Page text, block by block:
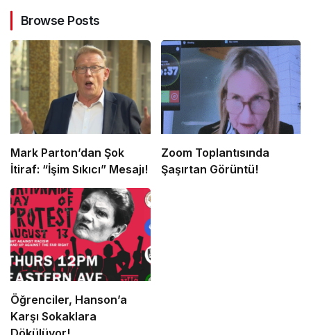
Browse Posts
Mark Parton’dan Şok
İtiraf: “İşim Sıkıcı” Mesajı!
Zoom Toplantısında
Şaşırtan Görüntü!
Öğrenciler, Hanson’a
Karşı Sokaklara